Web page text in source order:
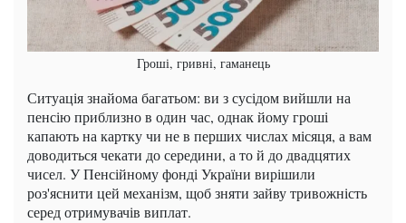
Гроші, гривні, гаманець
Ситуація знайома багатьом: ви з сусідом вийшли на
пенсію приблизно в один час, однак йому гроші
капають на картку чи не в перших числах місяця, а вам
доводиться чекати до середини, а то й до двадцятих
чисел. У Пенсійному фонді України вирішили
роз'яснити цей механізм, щоб зняти зайву тривожність
серед отримувачів виплат.